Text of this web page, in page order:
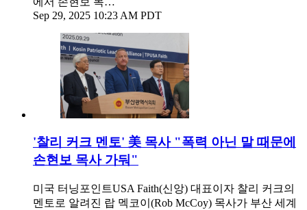
Sep 29, 2025 10:23 AM PDT
'찰리 커크 멘토' 美 목사 "폭력 아닌 말 때문에
손현보 목사 가둬"
미국 터닝포인트USA Faith(신앙) 대표이자 찰리 커크의
멘토로 알려진 랍 멕코이(Rob McCoy) 목사가 부산 세계